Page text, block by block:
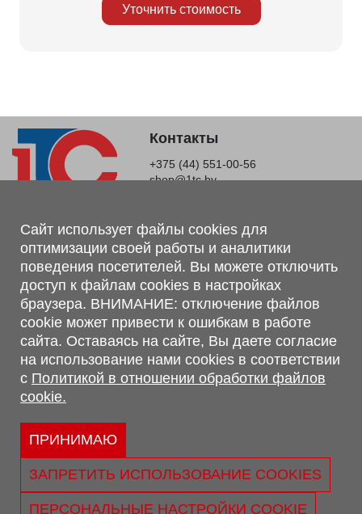
Уточнить стоимость
Контакты
+375 (44) 551-00-56
shop@1tc.by
Магазин, склад
г. Минск, Минский р-н, п. Привольный, ул. Мира, 20А,
223062
г. Брест, ул. Лейтенанта Рябцева, 108 В, 224701
Обращаем Ваше внимание, что вся предоставленная на сайте
информация, касающаяся комплектаций, технических
характеристик, цветовых сочетаний, а также стоимости и
сервисного обслуживания носит информационный характер и
не является публичной офертой, определяемой п.2 ст.407
Гражданского кодекса Республики Беларусь.
Политика обработки персональных данных
Политикой в отношении обработки файлов cookie.
Свидетельство о регистрации №290667530 выдано 02.02.2009
Сайт использует файлы cookies для
оптимизации своей работы и аналитики
поведения посетителей. Вы можете отключить
доступ к файлам cookies в настройках
браузера. ВНИМАНИЕ: отключение файлов
cookie может привести к ошибкам в работе
сайта. Оставаясь на сайте, Вы даете согласие
на использование нами cookies в соответствии
с Политикой в отношении обработки файлов
cookie.
ПРИНИМАЮ
ЗАПРЕТИТЬ ИСПОЛЬЗОВАНИЕ COOKIES
ПЕРСОНАЛЬНЫЕ НАСТРОЙКИ COOKIE